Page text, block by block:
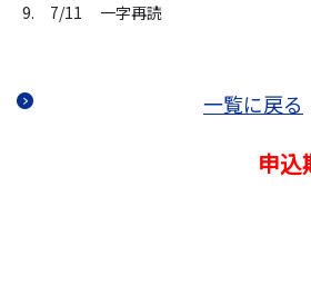
9. 7/11
一字再読
一覧に戻る
申込